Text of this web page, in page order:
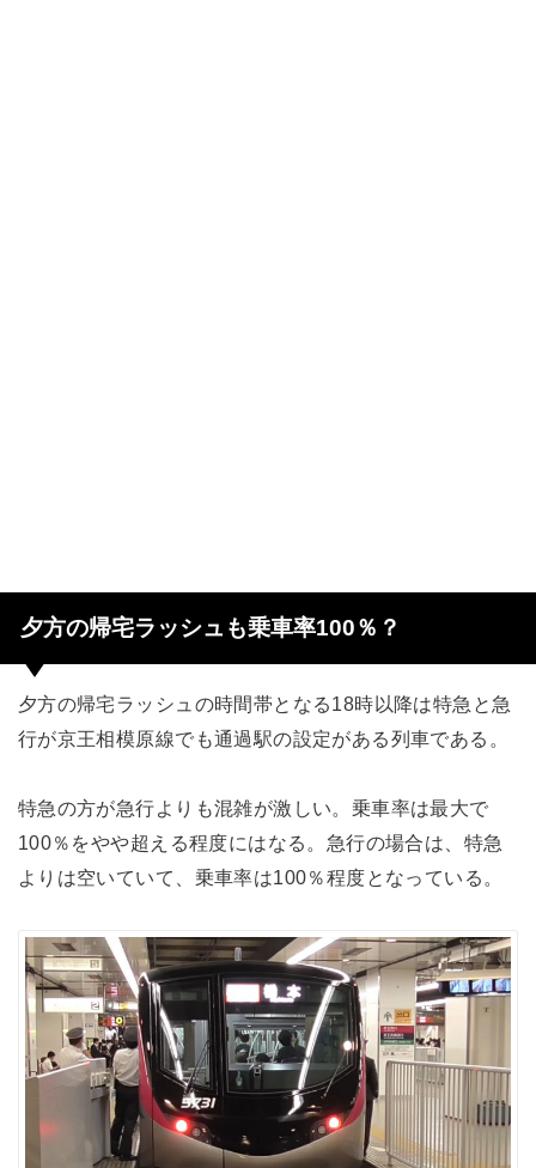
夕方の帰宅ラッシュも乗車率100％？
夕方の帰宅ラッシュの時間帯となる18時以降は特急と急
行が京王相模原線でも通過駅の設定がある列車である。
特急の方が急行よりも混雑が激しい。乗車率は最大で
100％をやや超える程度にはなる。急行の場合は、特急
よりは空いていて、乗車率は100％程度となっている。